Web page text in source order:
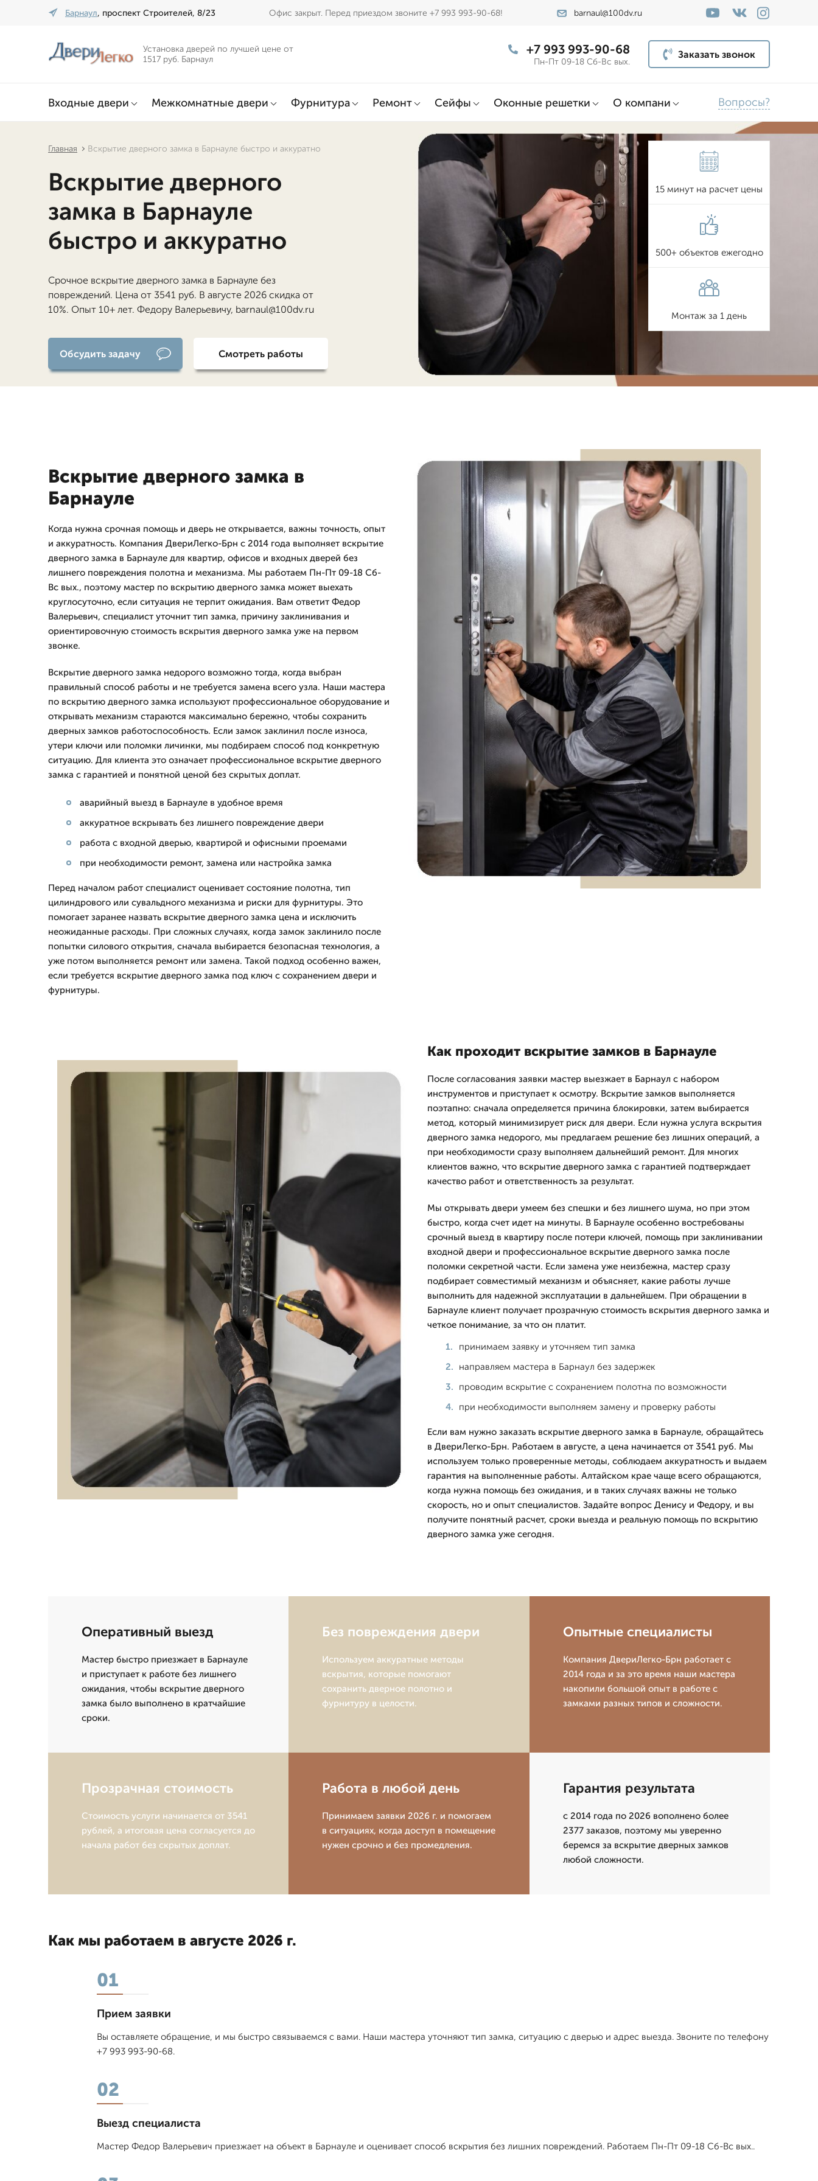
Барнаул, проспект Строителей, 8/23 Офис закрыт. Перед приездом звоните +7 993 993-90-68! barnaul@100dv.ru
Установка дверей по лучшей цене от
1517 руб. Барнаул
+7 993 993-90-68
Пн-Пт 09-18 Сб-Вс вых.
Заказать звонок
Входные двери Межкомнатные двери Фурнитура Ремонт Сейфы Оконные решетки О компани Вопросы?
Главная Вскрытие дверного замка в Барнауле быстро и аккуратно
Вскрытие дверного
замка в Барнауле
быстро и аккуратно
Срочное вскрытие дверного замка в Барнауле без
повреждений. Цена от 3541 руб. В августе 2026 скидка от
10%. Опыт 10+ лет. Федору Валерьевичу, barnaul@100dv.ru
Обсудить задачу Смотреть работы
15 минут на расчет цены
500+ объектов ежегодно
Монтаж за 1 день
Вскрытие дверного замка в
Барнауле
Когда нужна срочная помощь и дверь не открывается, важны точность, опыт
и аккуратность. Компания ДвериЛегко-Брн с 2014 года выполняет вскрытие
дверного замка в Барнауле для квартир, офисов и входных дверей без
лишнего повреждения полотна и механизма. Мы работаем Пн-Пт 09-18 Сб-
Вс вых., поэтому мастер по вскрытию дверного замка может выехать
круглосуточно, если ситуация не терпит ожидания. Вам ответит Федор
Валерьевич, специалист уточнит тип замка, причину заклинивания и
ориентировочную стоимость вскрытия дверного замка уже на первом
звонке.
Вскрытие дверного замка недорого возможно тогда, когда выбран
правильный способ работы и не требуется замена всего узла. Наши мастера
по вскрытию дверного замка используют профессиональное оборудование и
открывать механизм стараются максимально бережно, чтобы сохранить
дверных замков работоспособность. Если замок заклинил после износа,
утери ключи или поломки личинки, мы подбираем способ под конкретную
ситуацию. Для клиента это означает профессиональное вскрытие дверного
замка с гарантией и понятной ценой без скрытых доплат.
аварийный выезд в Барнауле в удобное время
аккуратное вскрывать без лишнего повреждение двери
работа с входной дверью, квартирой и офисными проемами
при необходимости ремонт, замена или настройка замка
Перед началом работ специалист оценивает состояние полотна, тип
цилиндрового или сувальдного механизма и риски для фурнитуры. Это
помогает заранее назвать вскрытие дверного замка цена и исключить
неожиданные расходы. При сложных случаях, когда замок заклинило после
попытки силового открытия, сначала выбирается безопасная технология, а
уже потом выполняется ремонт или замена. Такой подход особенно важен,
если требуется вскрытие дверного замка под ключ с сохранением двери и
фурнитуры.
Как проходит вскрытие замков в Барнауле
После согласования заявки мастер выезжает в Барнаул с набором
инструментов и приступает к осмотру. Вскрытие замков выполняется
поэтапно: сначала определяется причина блокировки, затем выбирается
метод, который минимизирует риск для двери. Если нужна услуга вскрытия
дверного замка недорого, мы предлагаем решение без лишних операций, а
при необходимости сразу выполняем дальнейший ремонт. Для многих
клиентов важно, что вскрытие дверного замка с гарантией подтверждает
качество работ и ответственность за результат.
Мы открывать двери умеем без спешки и без лишнего шума, но при этом
быстро, когда счет идет на минуты. В Барнауле особенно востребованы
срочный выезд в квартиру после потери ключей, помощь при заклинивании
входной двери и профессиональное вскрытие дверного замка после
поломки секретной части. Если замена уже неизбежна, мастер сразу
подбирает совместимый механизм и объясняет, какие работы лучше
выполнить для надежной эксплуатации в дальнейшем. При обращении в
Барнауле клиент получает прозрачную стоимость вскрытия дверного замка и
четкое понимание, за что он платит.
принимаем заявку и уточняем тип замка
направляем мастера в Барнаул без задержек
проводим вскрытие с сохранением полотна по возможности
при необходимости выполняем замену и проверку работы
Если вам нужно заказать вскрытие дверного замка в Барнауле, обращайтесь
в ДвериЛегко-Брн. Работаем в августе, а цена начинается от 3541 руб. Мы
используем только проверенные методы, соблюдаем аккуратность и выдаем
гарантия на выполненные работы. Алтайском крае чаще всего обращаются,
когда нужна помощь без ожидания, и в таких случаях важны не только
скорость, но и опыт специалистов. Задайте вопрос Денису и Федору, и вы
получите понятный расчет, сроки выезда и реальную помощь по вскрытию
дверного замка уже сегодня.
Оперативный выезд
Мастер быстро приезжает в Барнауле
и приступает к работе без лишнего
ожидания, чтобы вскрытие дверного
замка было выполнено в кратчайшие
сроки.
Без повреждения двери
Используем аккуратные методы
вскрытия, которые помогают
сохранить дверное полотно и
фурнитуру в целости.
Опытные специалисты
Компания ДвериЛегко-Брн работает с
2014 года и за это время наши мастера
накопили большой опыт в работе с
замками разных типов и сложности.
Прозрачная стоимость
Стоимость услуги начинается от 3541
рублей, а итоговая цена согласуется до
начала работ без скрытых доплат.
Работа в любой день
Принимаем заявки 2026 г. и помогаем
в ситуациях, когда доступ в помещение
нужен срочно и без промедления.
Гарантия результата
с 2014 года по 2026 вополнено более
2377 заказов, поэтому мы уверенно
беремся за вскрытие дверных замков
любой сложности.
Как мы работаем в августе 2026 г.
01
Прием заявки
Вы оставляете обращение, и мы быстро связываемся с вами. Наши мастера уточняют тип замка, ситуацию с дверью и адрес выезда. Звоните по телефону
+7 993 993-90-68.
02
Выезд специалиста
Мастер Федор Валерьевич приезжает на объект в Барнауле и оценивает способ вскрытия без лишних повреждений. Работаем Пн-Пт 09-18 Сб-Вс вых..